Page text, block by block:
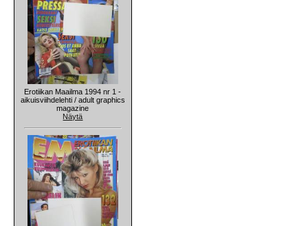
Erotiikan Maailma 1994 nr 1 -
aikuisviihdelehti / adult graphics
magazine
Näytä